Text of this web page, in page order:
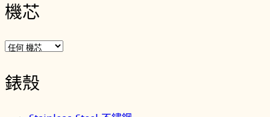
機芯
錶殼